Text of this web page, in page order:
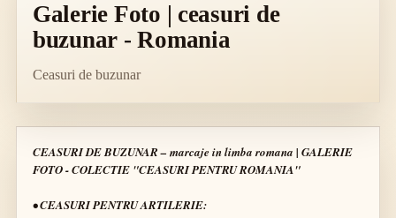
Galerie Foto | ceasuri de
buzunar - Romania
Ceasuri de buzunar
CEASURI DE BUZUNAR – marcaje in limba romana | GALERIE
FOTO - COLECTIE "CEASURI PENTRU ROMANIA"
• CEASURI PENTRU ARTILERIE: